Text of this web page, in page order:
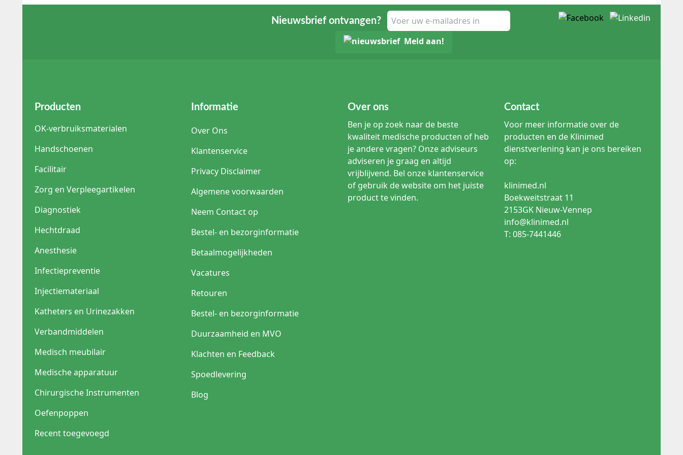
blijft. Raadpleeg altijd het protocol van de cardioloog en de fabrikant van het implantaat voor de procedure.
Welke CE-normen gelden voor electrochirurgie apparatuur?
Deze apparatuur moet voldoen aan de MDR (2017/745) en specifieke normen voor elektrische veiligheid van medische apparatuur (IEC 60601-2-2).
Dit waarborgt dat de lekstromen binnen veilige limieten blijven en de output consistent is.
een optimale levensduur van uw bipolaire pincetten adviseren wij het gebruik van 'non-stick' varianten, die weefseladhesie en
Nieuwsbrief ontvangen?
Meld aan!
Producten
OK-verbruiksmaterialen
Handschoenen
Facilitair
Zorg en Verpleegartikelen
Diagnostiek
Hechtdraad
Anesthesie
Infectiepreventie
Injectiemateriaal
Katheters en Urinezakken
Verbandmiddelen
Medisch meubilair
Medische apparatuur
Chirurgische Instrumenten
Oefenpoppen
Recent toegevoegd
Informatie
Over Ons
Klantenservice
Privacy Disclaimer
Algemene voorwaarden
Neem Contact op
Bestel- en bezorginformatie
Betaalmogelijkheden
Vacatures
Retouren
Bestel- en bezorginformatie
Duurzaamheid en MVO
Klachten en Feedback
Spoedlevering
Blog
Over ons
Ben je op zoek naar de beste
kwaliteit medische producten of heb
je andere vragen? Onze adviseurs
adviseren je graag en altijd
vrijblijvend. Bel onze klantenservice
of gebruik de website om het juiste
product te vinden.
Contact
Voor meer informatie over de
producten en de Klinimed
dienstverlening kan je ons bereiken
op:
klinimed.nl
Boekweitstraat 11
2153GK Nieuw-Vennep
info@klinimed.nl
T: 085-7441446